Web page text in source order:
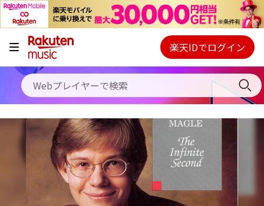
キャンペーン
料金プラン
使い方
初回30日間無料お試し
Webプレイヤー
ご契約内容の確認・変更
楽天IDでログイン